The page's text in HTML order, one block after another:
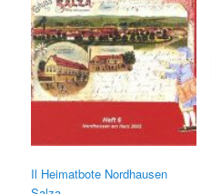
Il Heimatbote Nordhausen